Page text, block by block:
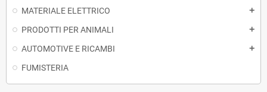
MATERIALE ELETTRICO add
PRODOTTI PER ANIMALI add
AUTOMOTIVE E RICAMBI add
FUMISTERIA